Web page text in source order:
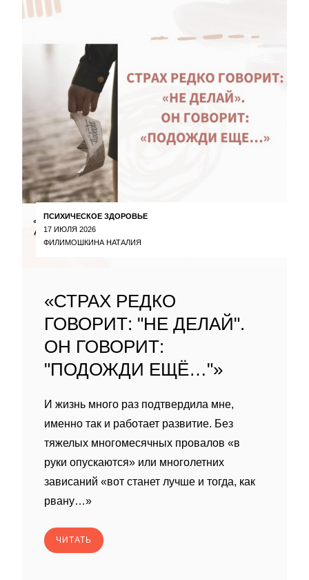
ПСИХИЧЕСКОЕ ЗДОРОВЬЕ
17 ИЮЛЯ 2026
ФИЛИМОШКИНА НАТАЛИЯ
«СТРАХ РЕДКО
ГОВОРИТ: "НЕ ДЕЛАЙ".
ОН ГОВОРИТ:
"ПОДОЖДИ ЕЩЁ…"»
И жизнь много раз подтвердила мне,
именно так и работает развитие. Без
тяжелых многомесячных провалов «в
руки опускаются» или многолетних
зависаний «вот станет лучше и тогда, как
рвану…»
ЧИТАТЬ